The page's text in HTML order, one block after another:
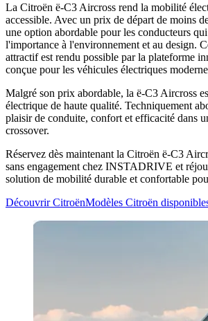
La Citroën ë-C3 Aircross rend la mobilité
accessible. Avec un prix de départ de moins
une option abordable pour les conducteurs
l'importance à l'environnement et au design.
attractif est rendu possible par la plateforme
conçue pour les véhicules électriques
Malgré son prix abordable, la ë-C3 Aircross
électrique de haute qualité. Techniquement
plaisir de conduite, confort et efficacité dans
crossover.
Réservez dès maintenant la Citroën ë-C3
sans engagement chez INSTADRIVE et
solution de mobilité durable et confortable
Découvrir CitroënModèles Citroën